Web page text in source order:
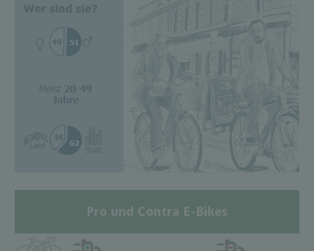
Pro und Contra E-Bikes